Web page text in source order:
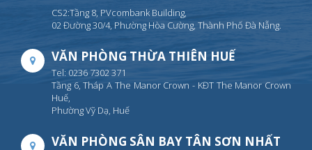
CS2:Tầng 8, PVcombank Building,
02 Đường 30/4, Phường Hòa Cường, Thành Phố Đà Nẵng.
VĂN PHÒNG THỪA THIÊN HUẾ
Tel: 0236 7302 371
Tầng 6, Tháp A The Manor Crown - KĐT The Manor Crown
Huế,
Phường Vỹ Dạ, Huế
VĂN PHÒNG SÂN BAY TÂN SƠN NHẤT